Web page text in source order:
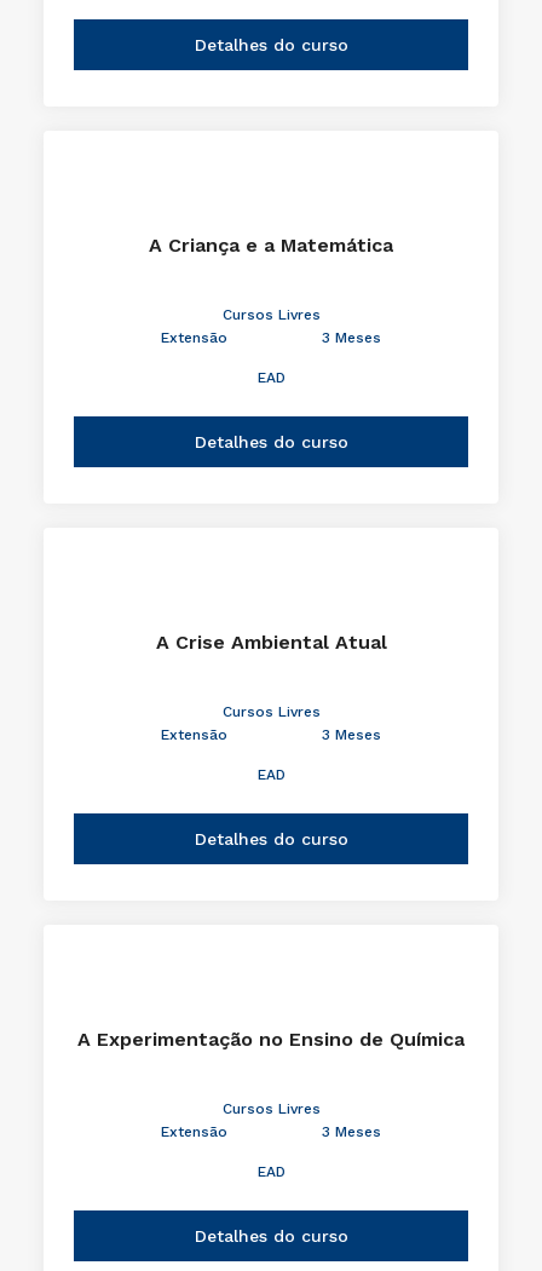
Detalhes do curso
A Criança e a Matemática
Cursos Livres
Extensão
3 Meses
EAD
Detalhes do curso
A Crise Ambiental Atual
Cursos Livres
Extensão
3 Meses
EAD
Detalhes do curso
A Experimentação no Ensino de Química
Cursos Livres
Extensão
3 Meses
EAD
Detalhes do curso